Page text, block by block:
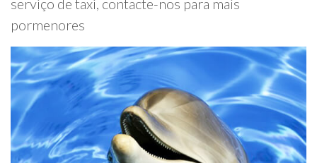
serviço de taxi, contacte-nos para mais
pormenores